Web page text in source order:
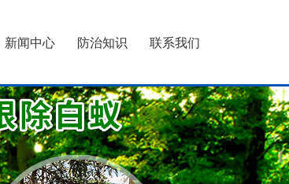
新闻中心 防治知识 联系我们